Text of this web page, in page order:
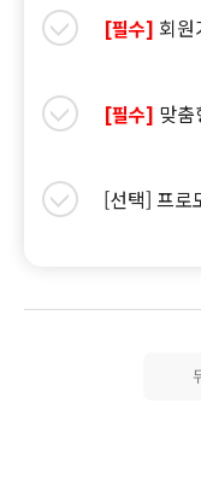
[필수] 회
[필수] 맞
[선택] 프로